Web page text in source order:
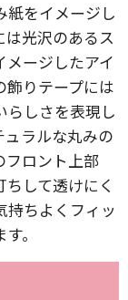
紙をイメージし
光沢のあるス
メージしたアイ
飾りテープには
らしさを表現し
ラルな丸みの
フロント上部
して透けにく
持ちよくフィッ
。